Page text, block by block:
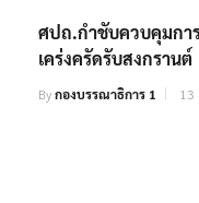
ศปถ.กำชับควบคุมกา
เคร่งครัดรับสงกรานต์
Byกองบรรณาธิการ 1 13